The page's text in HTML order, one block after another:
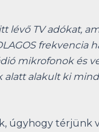
lévő TV adókat,
frekvencia
mikrofonok és
alatt alakult ki
úgyhogy térjünk